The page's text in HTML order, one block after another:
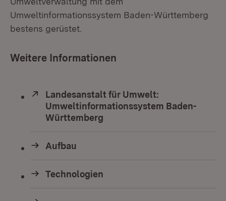
Umweltinformationssystem Baden-Württemberg
bestens gerüstet.
Weitere Informationen
Extern:
Landesanstalt für Umwelt:
Umweltinformationssystem Baden-
Württemberg
Aufbau
Technologien